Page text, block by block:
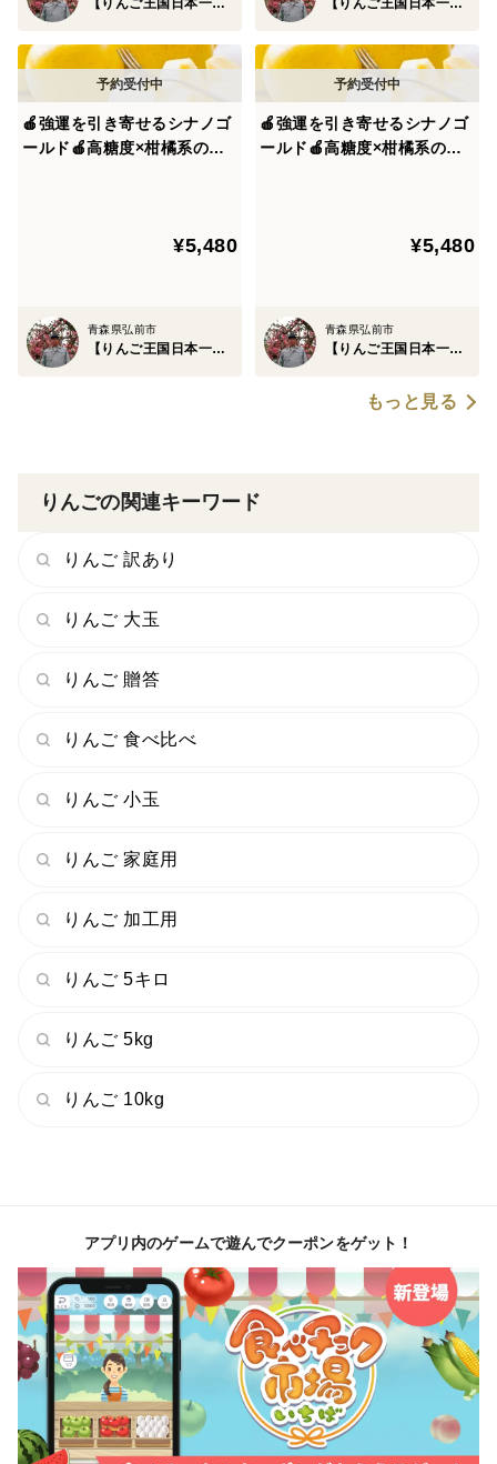
極めつけには、りんごの大台突破となる最高糖度20度超
🍎【りんご王国青森】陸奥弘前ブランドりんごのヒミツ
②樹齢100年を誇る伝統古木が生み出す『霜降り林檎』
上の霜降り蜜も圧倒的クオリティを誇ります。
りんごの樹は樹齢を重ねていくにつれ、蜜の霜降り具合
一般的なりんごの樹は60年ほどであり、長くても80年
本以上受け継いできています。
実はここまでの本数を持っているリンゴ農家は他にはお
る農家なんです。
この100年樹齢古木をはじめ、樹齢の長い樹を多く持っ
り方も他のりんごとは圧倒的に違ってきます。
注目すべき点は、りんごに蜜がただ入っていればいいと
に広がっていく蜜の入り方が美味しい林檎の条件でもあ
のような四方八方に蜜が広がっていれば文句なし。
もっと言うなれば、りんごの実と蜜の境界線がぼんやり
これは個体差もあれば、蜜の入り方には千差万別なので
ここまでキレイに入る事を狙ってできるものではないで
すが
林檎の糖度だけでなく、このような蜜の入り方を狙って
創り上げている『霜降り林檎』は人気を博しています。
林檎を輪切りにするスターカットと呼ばれる切り方で
🍎強運を引き寄せるシナノゴ
ールド🍎高糖度×柑橘系の酸
～【家庭用・贈答用】【12月
¥5,480
青森県弘前市
【りんご王国日本一】百年樹齢弘前ブランド
🍎強運を引き寄せるシナノゴ
ールド🍎高糖度×柑橘系の酸
～【家庭用・贈答用】【12月
¥5,480
青森県弘前市
【りんご王国日本一】百年樹齢弘前ブランド
もっと見る
りんごの関連キーワード
りんご 訳あり
りんご 大玉
りんご 贈答
りんご 食べ比べ
りんご 小玉
りんご 家庭用
りんご 加工用
りんご 5キロ
りんご 5kg
りんご 10kg
アプリ内のゲームで遊んでクーポンをゲット！